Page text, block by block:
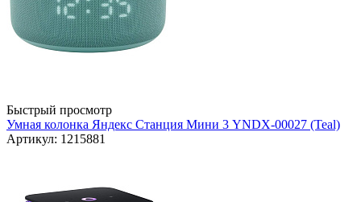
Быстрый просмотр
Умная колонка Яндекс Станция Мини 3 YNDX-00027 (Teal)
Артикул: 1215881